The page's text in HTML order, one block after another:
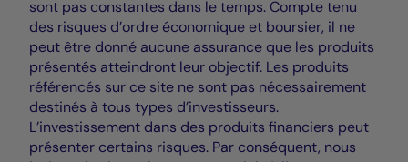
sont pas constantes dans le temps. Compte tenu
des risques d’ordre économique et boursier, il ne
peut être donné aucune assurance que les produits
présentés atteindront leur objectif. Les produits
référencés sur ce site ne sont pas nécessairement
destinés à tous types d’investisseurs.
L’investissement dans des produits financiers peut
présenter certains risques. Par conséquent, nous